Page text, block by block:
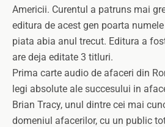
Americii. Curentul a patruns mai
editura de acest gen poarta
piata abia anul trecut. Editura a
are deja editate 3 titluri.
Prima carte audio de afaceri din
legi absolute ale succesului in
Brian Tracy, unul dintre cei mai
domeniul afacerilor, cu un public